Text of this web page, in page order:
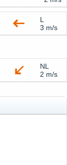
L
3 m/s
NL
2 m/s